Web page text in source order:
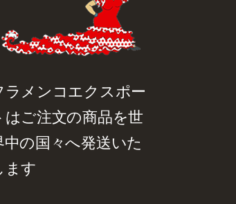
クイックビュー
ラメンコエクスポー
はご注文の商品を世
中の国々へ発送いた
ます